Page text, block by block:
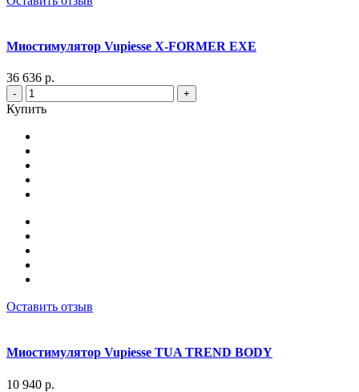
Миостимулятор Vupiesse X-FORMER EXE
36 636 р.
- +
Купить
Оставить отзыв
Миостимулятор Vupiesse TUA TREND BODY
10 940 р.